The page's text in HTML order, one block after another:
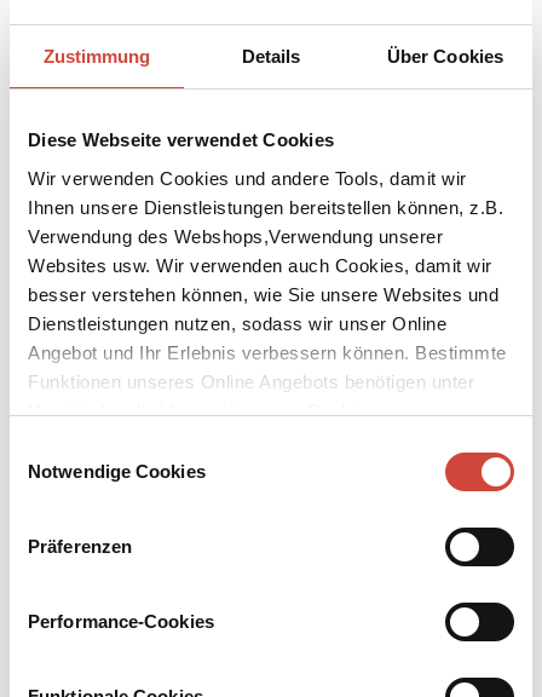
Zustimmung Details Über Cookies
Diese Webseite verwendet Cookies
Wir verwenden Cookies und andere Tools, damit wir
Ihnen unsere Dienstleistungen bereitstellen können, z.B.
Verwendung des Webshops,Verwendung unserer
Websites usw. Wir verwenden auch Cookies, damit wir
besser verstehen können, wie Sie unsere Websites und
Dienstleistungen nutzen, sodass wir unser Online
Angebot und Ihr Erlebnis verbessern können. Bestimmte
Funktionen unseres Online Angebots benötigen unter
Umständen die Verwendung von Cookies von
Notwendige Cookies
Präferenzen
Performance-Cookies
Download Bilddatei ↘
Lust auf dich
Aus dem Italienischen von Peter Klöss
Elena ist eine junge Frau, die sich in ihrer Ehe gefangen fühlt.
Nachdem sie sich mit Uni-Abschluss und früher Heirat ein
ihrer Traumkarriere Leidenschaft und Lust auf der Strecke
geblieben sind. Als schließlich ein Fremder erscheint, der Neugier
Sprung – hinein in ein lustvolleres Leben: »Beim Sex erkenne ich